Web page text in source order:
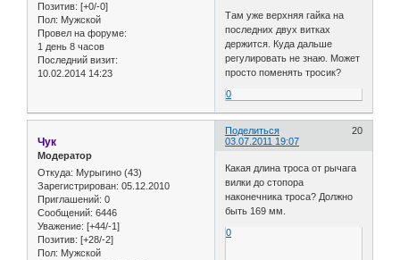
Позитив: [+0/-0]
Пол: Мужской
Провел на форуме:
1 день 8 часов
Последний визит:
10.02.2014 14:23
Там уже верхняя гайка на
последних двух витках
держится. Куда дальше
регулировать не знаю. Может
просто поменять тросик?
0
Поделиться
20
03.07.2011 19:07
Чук
Модератор
Откуда: Мурыгино (43)
Зарегистрирован: 05.12.2010
Приглашений: 0
Сообщений: 6446
Уважение: [+44/-1]
Позитив: [+28/-2]
Пол: Мужской
Какая длина троса от рычага
вилки до стопора
наконечника троса? Должно
быть 169 мм.
0